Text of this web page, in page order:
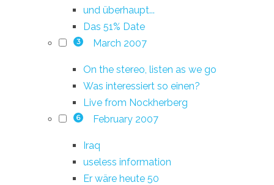
und überhaupt...
Das 51% Date
3 March 2007
On the stereo, listen as we go
Was interessiert so einen?
Live from Nockherberg
6 February 2007
Iraq
useless information
Er wäre heute 50